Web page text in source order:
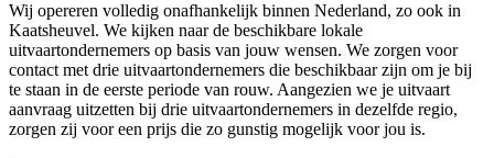
Wij opereren volledig onafhankelijk binnen Nederland, zo ook in
Kaatsheuvel. We kijken naar de beschikbare lokale
uitvaartondernemers op basis van jouw wensen. We zorgen voor
contact met drie uitvaartondernemers die beschikbaar zijn om je bij
te staan in de eerste periode van rouw. Aangezien we je uitvaart
aanvraag uitzetten bij drie uitvaartondernemers in dezelfde regio,
zorgen zij voor een prijs die zo gunstig mogelijk voor jou is.